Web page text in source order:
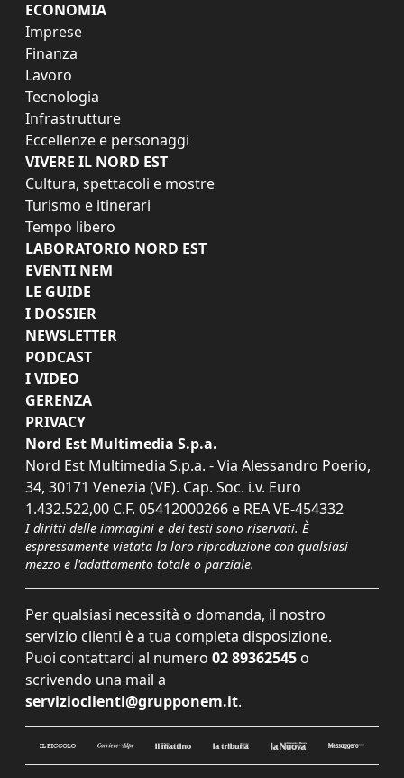
ECONOMIA
Imprese
Finanza
Lavoro
Tecnologia
Infrastrutture
Eccellenze e personaggi
VIVERE IL NORD EST
Cultura, spettacoli e mostre
Turismo e itinerari
Tempo libero
LABORATORIO NORD EST
EVENTI NEM
LE GUIDE
I DOSSIER
NEWSLETTER
PODCAST
I VIDEO
GERENZA
PRIVACY
Nord Est Multimedia S.p.a.
Nord Est Multimedia S.p.a. - Via Alessandro Poerio,
34, 30171 Venezia (VE). Cap. Soc. i.v. Euro
1.432.522,00 C.F. 05412000266 e REA VE-454332
I diritti delle immagini e dei testi sono riservati. È
espressamente vietata la loro riproduzione con qualsiasi
mezzo e l'adattamento totale o parziale.
Per qualsiasi necessità o domanda, il nostro
servizio clienti è a tua completa disposizione.
Puoi contattarci al numero 02 89362545 o
scrivendo una mail a
servizioclienti@grupponem.it.